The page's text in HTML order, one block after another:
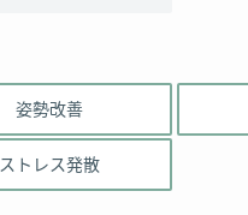
姿勢改善
ストレス発散